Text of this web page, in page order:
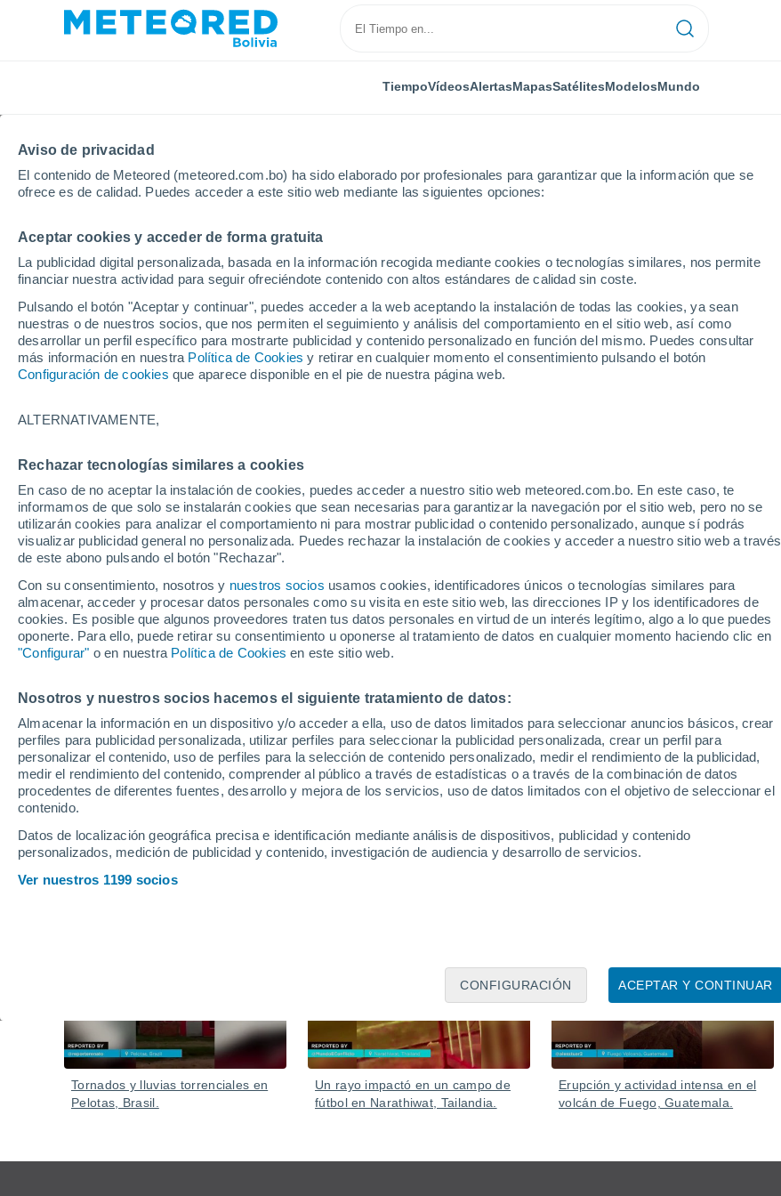
Aviso de privacidad
El contenido de Meteored (meteored.com.bo) ha sido elaborado por profesionales para garantizar que la información que se
ofrece es de calidad. Puedes acceder a este sitio web mediante las siguientes opciones:
Aceptar cookies y acceder de forma gratuita
La publicidad digital personalizada, basada en la información recogida mediante cookies o tecnologías similares, nos permite
financiar nuestra actividad para seguir ofreciéndote contenido con altos estándares de calidad sin coste.
Pulsando el botón "Aceptar y continuar", puedes acceder a la web aceptando la instalación de todas las cookies, ya sean
nuestras o de nuestros socios, que nos permiten el seguimiento y análisis del comportamiento en el sitio web, así como
desarrollar un perfil específico para mostrarte publicidad y contenido personalizado en función del mismo. Puedes consultar
más información en nuestra Política de Cookies y retirar en cualquier momento el consentimiento pulsando el botón
Configuración de cookies que aparece disponible en el pie de nuestra página web.
ALTERNATIVAMENTE,
Rechazar tecnologías similares a cookies
En caso de no aceptar la instalación de cookies, puedes acceder a nuestro sitio web meteored.com.bo. En este caso, te
informamos de que solo se instalarán cookies que sean necesarias para garantizar la navegación por el sitio web, pero no se
utilizarán cookies para analizar el comportamiento ni para mostrar publicidad o contenido personalizado, aunque sí podrás
visualizar publicidad general no personalizada. Puedes rechazar la instalación de cookies y acceder a nuestro sitio web a través
de este abono pulsando el botón "Rechazar".
Con su consentimiento, nosotros y nuestros socios usamos cookies, identificadores únicos o tecnologías similares para
almacenar, acceder y procesar datos personales como su visita en este sitio web, las direcciones IP y los identificadores de
cookies. Es posible que algunos proveedores traten tus datos personales en virtud de un interés legítimo, algo a lo que puedes
oponerte. Para ello, puede retirar su consentimiento u oponerse al tratamiento de datos en cualquier momento haciendo clic en
"Configurar" o en nuestra Política de Cookies en este sitio web.
Nosotros y nuestros socios hacemos el siguiente tratamiento de datos:
Almacenar la información en un dispositivo y/o acceder a ella, uso de datos limitados para seleccionar anuncios básicos, crear
perfiles para publicidad personalizada, utilizar perfiles para seleccionar la publicidad personalizada, crear un perfil para
personalizar el contenido, uso de perfiles para la selección de contenido personalizado, medir el rendimiento de la publicidad,
medir el rendimiento del contenido, comprender al público a través de estadísticas o a través de la combinación de datos
procedentes de diferentes fuentes, desarrollo y mejora de los servicios, uso de datos limitados con el objetivo de seleccionar el
contenido.
Datos de localización geográfica precisa e identificación mediante análisis de dispositivos, publicidad y contenido
personalizados, medición de publicidad y contenido, investigación de audiencia y desarrollo de servicios.
Ver nuestros 1199 socios
ACEPTAR Y CONTINUAR
CONFIGURACIÓN
TiempoVídeosAlertasMapasSatélitesModelosMundo
Inicio Vídeos Las lluvias torrenciales azotan Venezuela tras el doble terremoto
Las lluvias torrenciales azotan Venezuela tras el
doble terremoto
En las últimas horas se han registrado precipitaciones muy intensas en varias regiones, mientras que otras
siguen inmersas en las tareas de búsqueda de supervivientes del doble terremoto.
Vídeos
Tornados y lluvias torrenciales en
Pelotas, Brasil.
Un rayo impactó en un campo de
fútbol en Narathiwat, Tailandia.
Erupción y actividad intensa en el
volcán de Fuego, Guatemala.